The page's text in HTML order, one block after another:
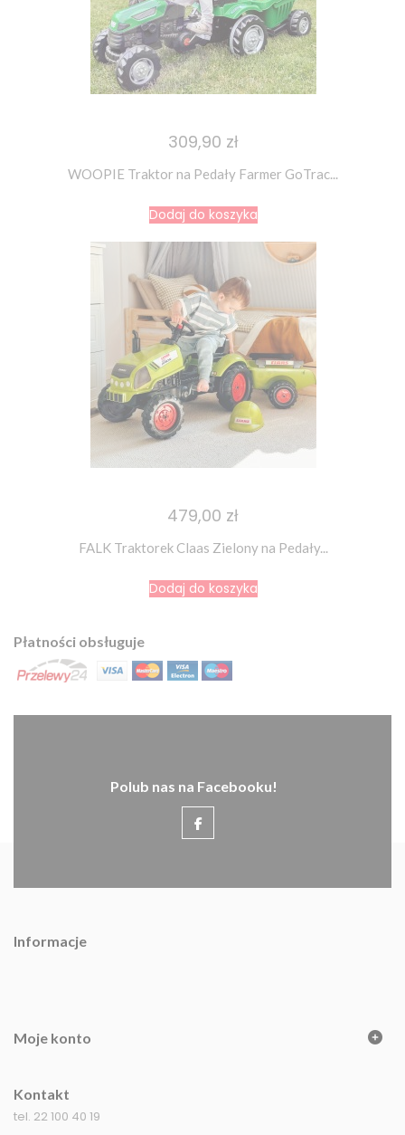
309,90 zł
WOOPIE Traktor na Pedały Farmer GoTrac...
Dodaj do koszyka
479,00 zł
FALK Traktorek Claas Zielony na Pedały...
Dodaj do koszyka
Płatności obsługuje
Polub nas na Facebooku!
Informacje
Moje konto
Kontakt
tel. 22 100 40 19